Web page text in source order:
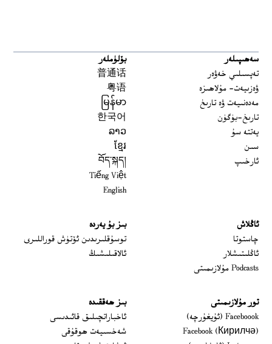
سەھىپىلەر
تەپسىلىي خەۋەر
ۋەزىيەت- مۇلاھىزە
مەدەنىيەت ۋە تارىخ
تارىخ-بۈگۈن
يەتتە سۇ
سىن
ئارخىپ
بۆلۈملەر
普通话
粤语
မြန်မာ
한국어
ລາວ
ខ្មែរ
བོད་སྐད།
Tiếng Việt
English
ئاڭلاش
چاستوتا
ئاڭلىتىشلار
Podcasts مۇلازىمىتى
بىز بۇ يەردە
توسۇقلىرىدىن ئۆتۈش قوراللىرى
ئالاقىلىشىڭ
تور مۇلازىمىتى
Faceboook (ئۇيغۇرچە)
Opens in new window
Facebook (Кирилчә)
Opens in new window
بىز ھەققىدە
ئاخباراتچىلىق قائىدىسى
شەخسىيەت ھوقۇقى